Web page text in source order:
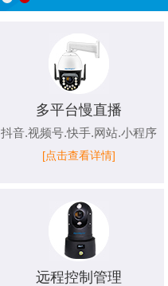
多平台慢直播
抖音.视频号.快手.网站.小程序
[点击查看详情]
远程控制管理